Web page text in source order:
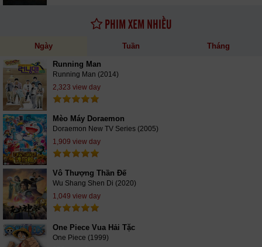
PHIM XEM NHIỀU
Ngày Tuần Tháng
Running Man
Running Man (2014)
2,323 view day
Mèo Máy Doraemon
Doraemon New TV Series (2005)
1,909 view day
Vô Thượng Thần Đế
Wu Shang Shen Di (2020)
1,049 view day
One Piece Vua Hải Tặc
One Piece (1999)